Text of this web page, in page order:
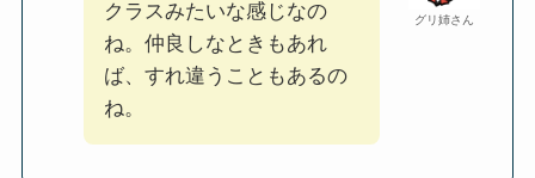
グリ姉さん
クラスみたいな感じなの
ね。仲良しなときもあれ
ば、すれ違うこともあるの
ね。